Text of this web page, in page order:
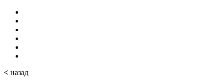
< назад